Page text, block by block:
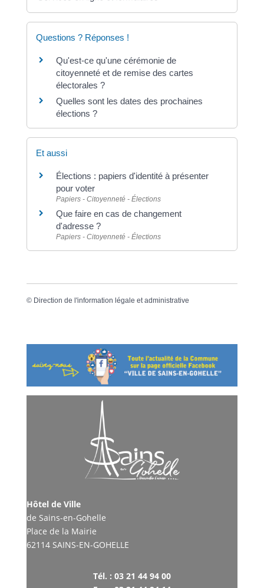
Questions ? Réponses !
Qu'est-ce qu'une cérémonie de
citoyenneté et de remise des cartes
électorales ?
Quelles sont les dates des prochaines
élections ?
Et aussi
Élections : papiers d'identité à présenter
pour voter
Papiers - Citoyenneté - Élections
Que faire en cas de changement
d'adresse ?
Papiers - Citoyenneté - Élections
© Direction de l'information légale et administrative
Hôtel de Ville
de Sains-en-Gohelle
Place de la Mairie
62114 SAINS-EN-GOHELLE
Tél. : 03 21 44 94 00